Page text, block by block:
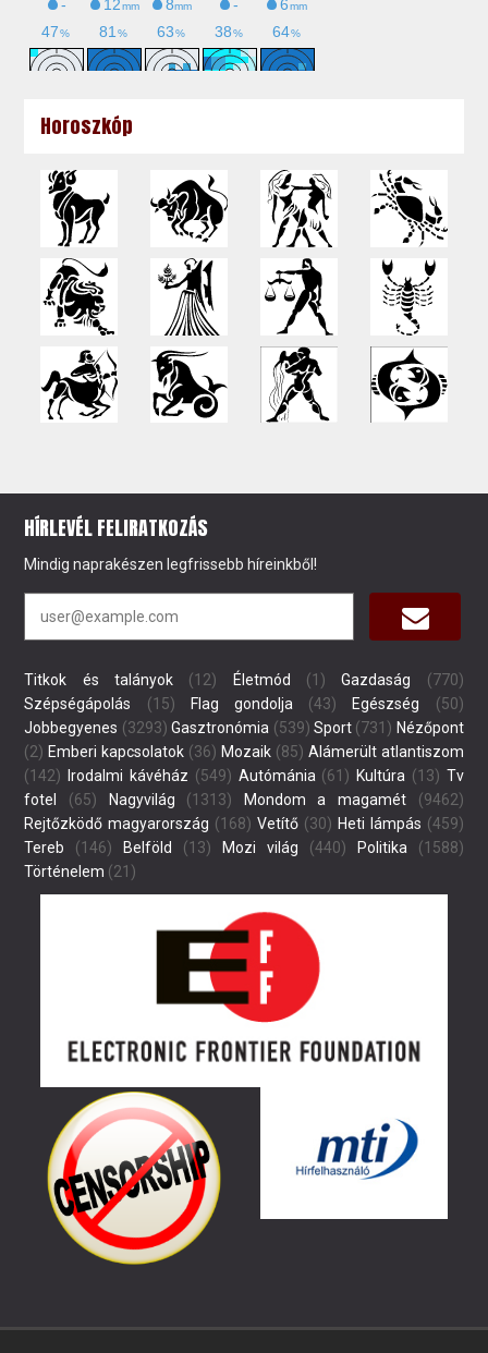
Horoszkóp
HÍRLEVÉL FELIRATKOZÁS
Mindig naprakészen legfrissebb híreinkből!
Titkok és talányok (12) Életmód (1) Gazdaság (770)
Szépségápolás (15) Flag gondolja (43) Egészség (50)
Jobbegyenes (3293) Gasztronómia (539) Sport(731) Nézőpont
(2) Emberi kapcsolatok (36) Mozaik(85) Alámerült atlantiszom
(142)
Irodalmi kávéház (549) Autómánia(61) Kultúra (13) Tv
fotel
(65) Nagyvilág (1313) Mondom a magamét (9462)
Rejtőzködő magyarország (168) Vetítő (30) Heti lámpás (459)
Tereb (146) Belföld (13) Mozi világ (440) Politika(1588)
Történelem (21)